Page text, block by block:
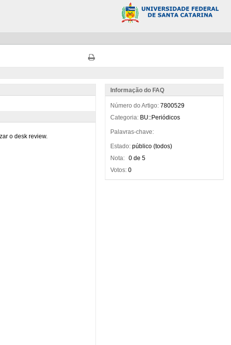
Informação do FAQ
Número do Artigo: 7800529
Categoria: BU::Periódicos
Palavras-chave:
Estado: público (todos)
Nota: 0 de 5
Votos: 0